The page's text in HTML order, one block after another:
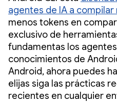
agentes de IA a compilar
menos tokens en
exclusivo de
fundamentas los
conocimientos de
Android, ahora puedes
elijas siga las prácticas
recientes en cualquier